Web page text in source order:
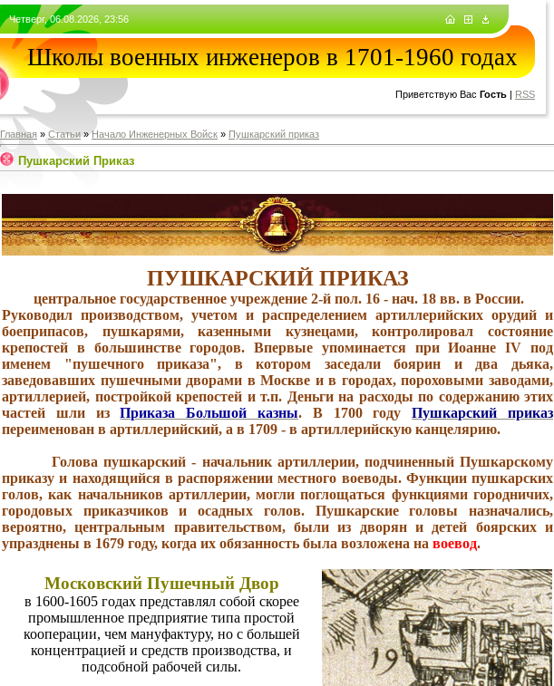
Четверг, 06.08.2026, 23:56
Школы военных инженеров в 1701-1960 годах
Приветствую Вас Гость | RSS
Главная » Статьи »Начало Инженерных Войск » Пушкарский приказ
Пушкарский Приказ
ПУШКАРСКИЙ ПРИКАЗ
центральное государственное учреждение 2-й пол. 16 - нач. 18 вв. в России.
Руководил производством, учетом и распределением артиллерийских орудий и
боеприпасов, пушкарями, казенными кузнецами, контролировал состояние
крепостей в большинстве городов. Впервые упоминается при Иоанне IV под
именем "пушечного приказа", в котором заседали боярин и два дьяка,
заведовавших пушечными дворами в Москве и в городах, пороховыми заводами,
артиллерией, постройкой крепостей и т.п. Деньги на расходы по содержанию этих
частей шли изПриказа Большой казны. В 1700 годуПушкарский приказ
переименован в артиллерийский, а в 1709 - в артиллерийскую канцелярию.
Голова пушкарский - начальник артиллерии, подчиненный Пушкарскому
приказу и находящийся в распоряжении местного воеводы. Функции пушкарских
голов, как начальников артиллерии, могли поглощаться функциями городничих,
городовых приказчиков и осадных голов. Пушкарские головы назначались,
вероятно, центральным правительством, были из дворян и детей боярских и
упразднены в 1679 году, когда их обязанность была возложена на воевод.
Московский Пушечный Двор
в 1600-1605 годах представлял собой скорее
промышленное предприятие типа простой
кооперации, чем мануфактуру, но с большей
концентрацией и средств производства, и
подсобной рабочей силы.